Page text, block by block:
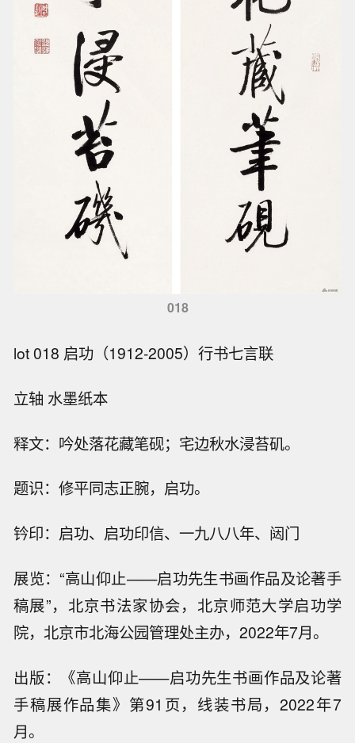
018
lot 018 启功（1912-2005）行书七言联
立轴 水墨纸本
释文：吟处落花藏笔砚；宅边秋水浸苔矶。
题识：修平同志正腕，启功。
钤印：启功、启功印信、一九八八年、闼门
展览：“高山仰止——启功先生书画作品及论著手
稿展”，北京书法家协会，北京师范大学启功学
院，北京市北海公园管理处主办，2022年7月。
出版：《高山仰止——启功先生书画作品及论著
手稿展作品集》第91页，线装书局，2022年7
月。